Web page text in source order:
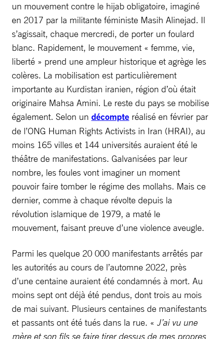
un mouvement contre le hijab obligatoire, imaginé
en 2017 par la militante féministe Masih Alinejad. Il
s’agissait, chaque mercredi, de porter un foulard
blanc. Rapidement, le mouvement « femme, vie,
liberté » prend une ampleur historique et agrège les
colères. La mobilisation est particulièrement
importante au Kurdistan iranien, région d’où était
originaire Mahsa Amini. Le reste du pays se mobilise
également. Selon un décompte réalisé en février par
de l’ONG Human Rights Activists in Iran (HRAI), au
moins 165 villes et 144 universités auraient été le
théâtre de manifestations. Galvanisées par leur
nombre, les foules vont imaginer un moment
pouvoir faire tomber le régime des mollahs. Mais ce
dernier, comme à chaque révolte depuis la
révolution islamique de 1979, a maté le
mouvement, faisant preuve d’une violence aveugle.
Parmi les quelque 20 000 manifestants arrêtés par
les autorités au cours de l’automne 2022, près
d’une centaine auraient été condamnés à mort. Au
moins sept ont déjà été pendus, dont trois au mois
de mai suivant. Plusieurs centaines de manifestants
et passants ont été tués dans la rue. « J’ai vu une
mère et son fils se faire tirer dessus de mes propres